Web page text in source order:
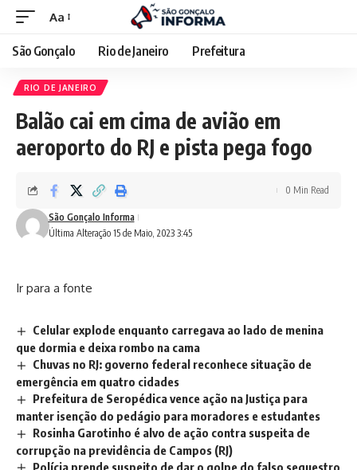
Aa
São Gonçalo Rio de Janeiro Prefeitura
RIO DE JANEIRO
Balão cai em cima de avião em
aeroporto do RJ e pista pega fogo
Última Alteração 15 de Maio, 2023 3:45
São Gonçalo Informa
0 Min Read
Ir para a fonte
Celular explode enquanto carregava ao lado de menina
que dormia e deixa rombo na cama
Chuvas no RJ: governo federal reconhece situação de
emergência em quatro cidades
Prefeitura de Seropédica vence ação na Justiça para
manter isenção do pedágio para moradores e estudantes
Rosinha Garotinho é alvo de ação contra suspeita de
corrupção na previdência de Campos (RJ)
Polícia prende suspeito de dar o golpe do falso sequestro